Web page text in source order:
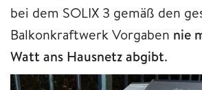
bei dem SOLIX 3 gemäß den
Balkonkraftwerk Vorgaben nie
Watt ans Hausnetz abgibt.